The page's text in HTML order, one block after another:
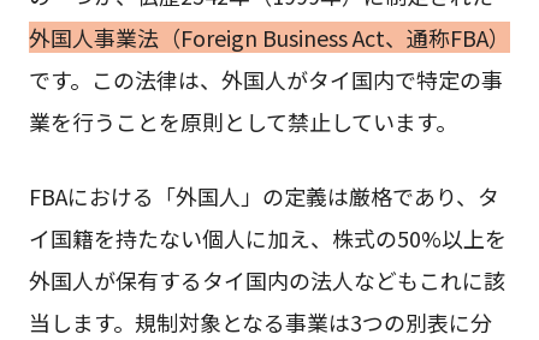
外国人事業法（Foreign Business Act、通称FBA）
です。この法律は、外国人がタイ国内で特定の事
業を行うことを原則として禁止しています。
FBAにおける「外国人」の定義は厳格であり、タ
イ国籍を持たない個人に加え、株式の50%以上を
外国人が保有するタイ国内の法人などもこれに該
当します。規制対象となる事業は3つの別表に分